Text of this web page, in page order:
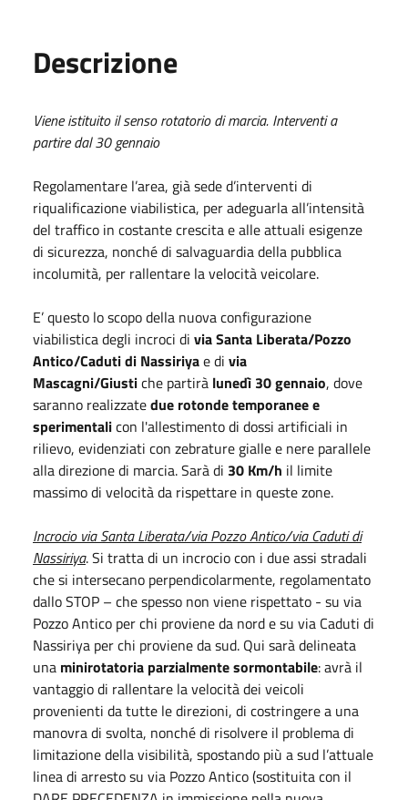
Descrizione
Viene istituito il senso rotatorio di marcia. Interventi a
partire dal 30 gennaio
Regolamentare l’area, già sede d’interventi di
riqualificazione viabilistica, per adeguarla all’intensità
del traffico in costante crescita e alle attuali esigenze
di sicurezza, nonché di salvaguardia della pubblica
incolumità, per rallentare la velocità veicolare.
E’ questo lo scopo della nuova configurazione
viabilistica degli incroci di via Santa Liberata/Pozzo
Antico/Caduti di Nassiriyae di via
Mascagni/Giustiche partirà lunedì 30 gennaio, dove
saranno realizzatedue rotonde temporanee e
sperimentalicon l'allestimento di dossi artificiali in
rilievo, evidenziati con zebrature gialle e nere parallele
alla direzione di marcia. Sarà di 30 Km/h il limite
massimo di velocità da rispettare in queste zone.
Incrocio via Santa Liberata/via Pozzo Antico/via Caduti di
Nassiriya. Si tratta di un incrocio con i due assi stradali
che si intersecano perpendicolarmente, regolamentato
dallo STOP – che spesso non viene rispettato - su via
Pozzo Antico per chi proviene da nord e su via Caduti di
Nassiriya per chi proviene da sud. Qui sarà delineata
una minirotatoria parzialmente sormontabile: avrà il
vantaggio di rallentare la velocità dei veicoli
provenienti da tutte le direzioni, di costringere a una
manovra di svolta, nonché di risolvere il problema di
limitazione della visibilità, spostando più a sud l’attuale
linea di arresto su via Pozzo Antico (sostituita con il